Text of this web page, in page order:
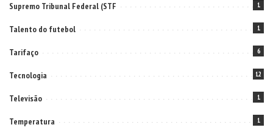
Supremo Tribunal Federal (STF 1
Talento do futebol 1
Tarifaço 6
Tecnologia 12
Televisão 1
Temperatura 1